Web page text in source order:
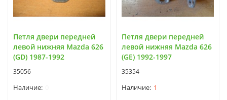
Петля двери передней
левой нижняя Mazda 626
(GD) 1987-1992
35056
Петля двери передней
левой нижняя Mazda 626
(GE) 1992-1997
35354
1